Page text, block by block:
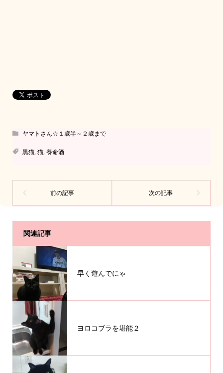
ヤマトさん☆１歳半～２歳まで
黒猫,猫,養命酒
関連記事
早く遊んでにゃ
ヨロコブラを堪能２